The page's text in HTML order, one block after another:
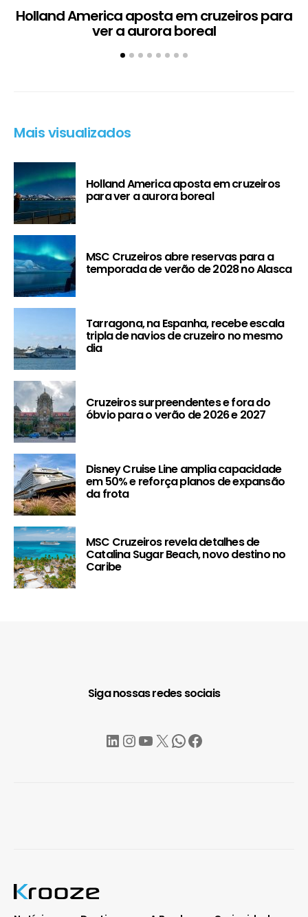
Holland America aposta em cruzeiros para
ver a aurora boreal
Mais visualizados
Holland America aposta em cruzeiros
para ver a aurora boreal
MSC Cruzeiros abre reservas para a
temporada de verão de 2028 no Alasca
Tarragona, na Espanha, recebe escala
tripla de navios de cruzeiro no mesmo
dia
Cruzeiros surpreendentes e fora do
óbvio para o verão de 2026 e 2027
Disney Cruise Line amplia capacidade
em 50% e reforça planos de expansão
da frota
MSC Cruzeiros revela detalhes de
Catalina Sugar Beach, novo destino no
Caribe
Siga nossas redes sociais
LinkedIn
Instagram
YouTube
X WhatsApp
Facebook